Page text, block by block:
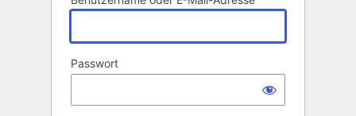
Passwort